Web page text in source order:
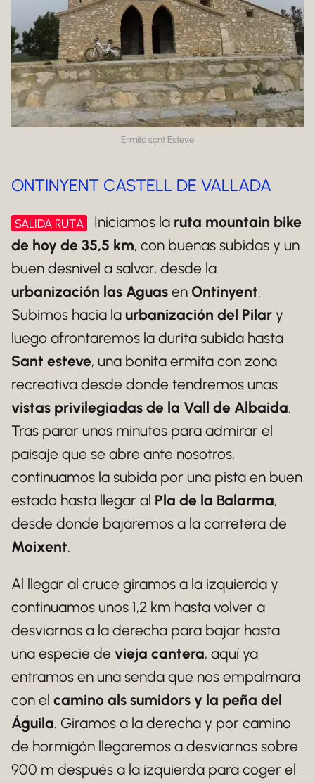
Ermita sant Esteve
ONTINYENT CASTELL DE VALLADA
SALIDA RUTA Iniciamos la ruta mountain bike
de hoy de 35,5 km, con buenas subidas y un
buen desnivel a salvar, desde la
urbanización las Aguas en Ontinyent.
Subimos hacia la urbanización del Pilar y
luego afrontaremos la durita subida hasta
Sant esteve, una bonita ermita con zona
recreativa desde donde tendremos unas
vistas privilegiadas de la Vall de Albaida.
Tras parar unos minutos para admirar el
paisaje que se abre ante nosotros,
continuamos la subida por una pista en buen
estado hasta llegar al Pla de la Balarma,
desde donde bajaremos a la carretera de
Moixent.
Al llegar al cruce giramos a la izquierda y
continuamos unos 1,2 km hasta volver a
desviarnos a la derecha para bajar hasta
una especie de vieja cantera, aquí ya
entramos en una senda que nos empalmara
con el camino als sumidors y la peña del
Águila. Giramos a la derecha y por camino
de hormigón llegaremos a desviarnos sobre
900 m después a la izquierda para coger el